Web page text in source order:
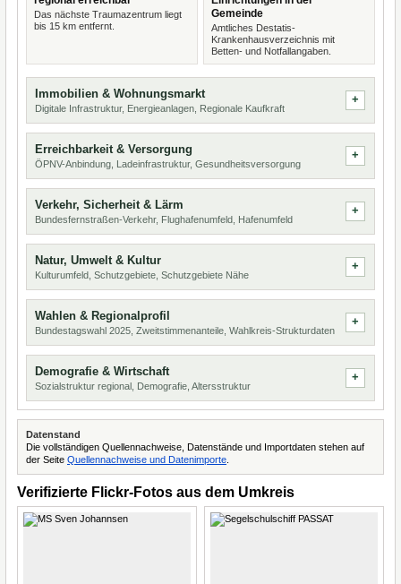
Das nächste Traumazentrum liegt
bis 15 km entfernt.
Gemeinde
Amtliches Destatis-
Krankenhausverzeichnis mit
Betten- und Notfallangaben.
Immobilien & Wohnungsmarkt
Digitale Infrastruktur, Energieanlagen, Regionale Kaufkraft
Erreichbarkeit & Versorgung
ÖPNV-Anbindung, Ladeinfrastruktur, Gesundheitsversorgung
Verkehr, Sicherheit & Lärm
Bundesfernstraßen-Verkehr, Flughafenumfeld, Hafenumfeld
Natur, Umwelt & Kultur
Kulturumfeld, Schutzgebiete, Schutzgebiete Nähe
Wahlen & Regionalprofil
Bundestagswahl 2025, Zweitstimmenanteile, Wahlkreis-Strukturdaten
Demografie & Wirtschaft
Sozialstruktur regional, Demografie, Altersstruktur
Datenstand
Die vollständigen Quellennachweise, Datenstände und Importdaten stehen auf
der Seite Quellennachweise und Datenimporte
Verifizierte Flickr-Fotos aus dem Umkreis